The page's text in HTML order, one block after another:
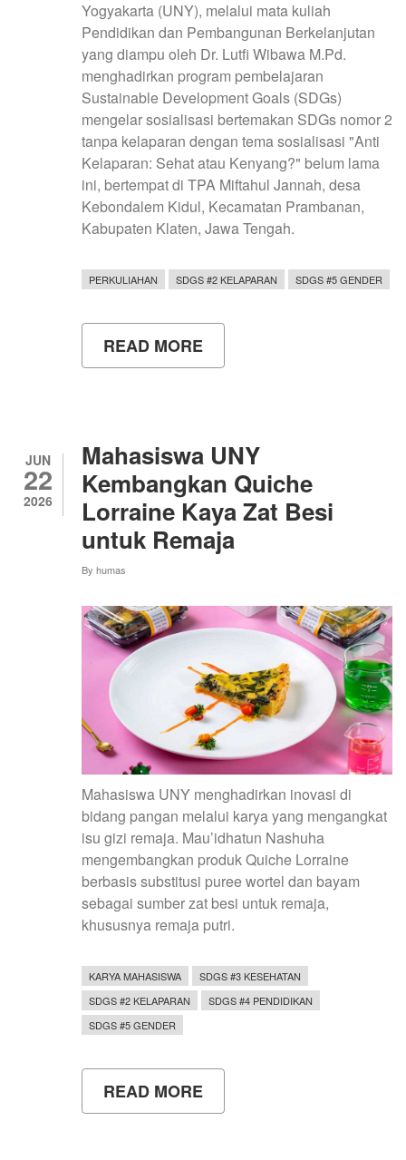
Yogyakarta (UNY), melalui mata kuliah
Pendidikan dan Pembangunan Berkelanjutan
yang diampu oleh Dr. Lutfi Wibawa M.Pd.
menghadirkan program pembelajaran
Sustainable Development Goals (SDGs)
mengelar sosialisasi bertemakan SDGs nomor 2
tanpa kelaparan dengan tema sosialisasi "Anti
Kelaparan: Sehat atau Kenyang?" belum lama
ini, bertempat di TPA Miftahul Jannah, desa
Kebondalem Kidul, Kecamatan Prambanan,
Kabupaten Klaten, Jawa Tengah.
PERKULIAHAN SDGS #2 KELAPARAN SDGS #5 GENDER
READ MORE
SOSIALISASI
SEMBAKO
JUN
22
2026
Mahasiswa UNY
Kembangkan Quiche
Lorraine Kaya Zat Besi
untuk Remaja
By humas
Mahasiswa UNY menghadirkan inovasi di
bidang pangan melalui karya yang mengangkat
isu gizi remaja. Mau’idhatun Nashuha
mengembangkan produk Quiche Lorraine
berbasis substitusi puree wortel dan bayam
sebagai sumber zat besi untuk remaja,
khususnya remaja putri.
KARYA MAHASISWA
SDGS #3 KESEHATAN
SDGS #2 KELAPARAN
SDGS #4 PENDIDIKAN
SDGS #5 GENDER
READ MORE
MAHASISWA